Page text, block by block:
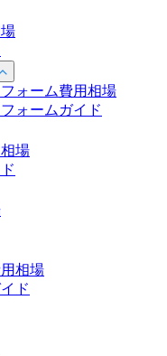
ォーム費用相場
ォームガイド
場
相場
ド